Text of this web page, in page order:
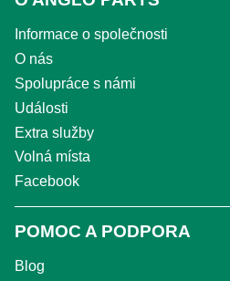
Informace o společnosti
O nás
Spolupráce s námi
Události
Extra služby
Volná místa
Facebook
POMOC A PODPORA
Blog